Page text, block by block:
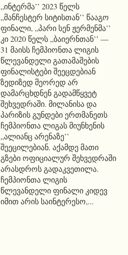
„ინტერმა’’ 2023 წელს
„მანჩესტერ სიტისთან’’ წააგო
ფინალი, „პარი სენ ჟერმენმა’’
კი 2020 წელს „ბაიერნთან’’ ―
31 მაისს ჩემპიონთა ლიგის
წლევანდელი გათამაშების
ფინალისტები შეეცდებიან
ზედიზედ მეორედ არ
დამარცხდნენ გადამწყვეტ
შეხვედრაში. მილანისა და
პარიზის გუნდები ერთმანეთს
ჩემპიონთა ლიგას მიუნხენის
„ალიანც არენაზე’’
შეეცილებიან. აქამდე მათი
გზები ოფიციალურ შეხვედრაში
არასდროს გადაკვეთილა.
ჩემპიონთა ლიგის
წლევანდელი ფინალი კიდევ
იმით არის საინტერესო,...